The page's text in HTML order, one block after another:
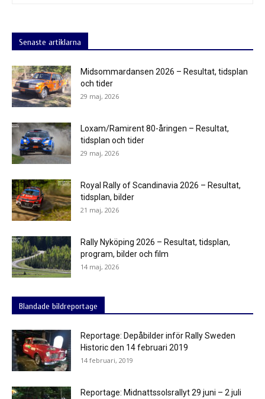
Senaste artiklarna
Midsommardansen 2026 – Resultat, tidsplan
och tider
29 maj, 2026
Loxam/Ramirent 80-åringen – Resultat,
tidsplan och tider
29 maj, 2026
Royal Rally of Scandinavia 2026 – Resultat,
tidsplan, bilder
21 maj, 2026
Rally Nyköping 2026 – Resultat, tidsplan,
program, bilder och film
14 maj, 2026
Blandade bildreportage
Reportage: Depåbilder inför Rally Sweden
Historic den 14 februari 2019
14 februari, 2019
Reportage: Midnattssolsrallyt 29 juni – 2 juli